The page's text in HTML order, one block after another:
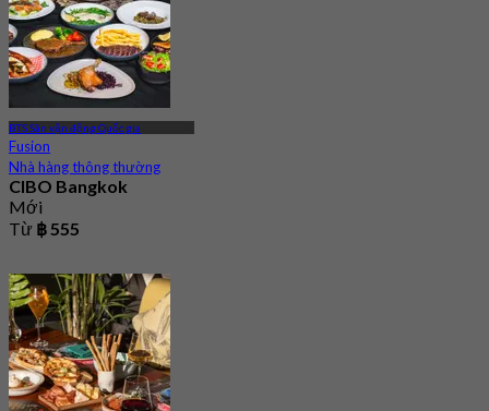
BTS Sân vận động Quốc gia
Fusion
Nhà hàng thông thường
CIBO Bangkok
Mới
Từ ฿ 555